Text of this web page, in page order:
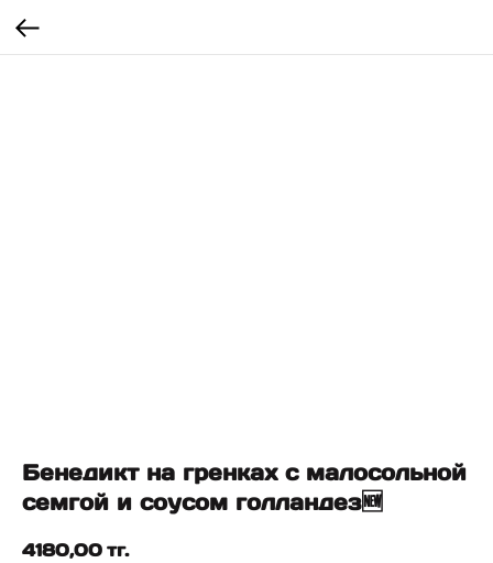
Бенедикт на гренках с малосольной
семгой и соусом голландез🆕
4180,00 тг.